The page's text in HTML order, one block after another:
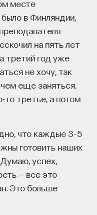
месте
в Финляндии,
на пять лет
третий год уже
не хочу, так
еще заняться.
то третье, а потом
что каждые 3–5
готовить наших
успех,
— все это
Это больше
пошла
и, когда
моя
профессор
здравствует
мне
она предложила
опубликованный,
архивные
я училась
во Францию
но два таких
в то же время,
И она один мне